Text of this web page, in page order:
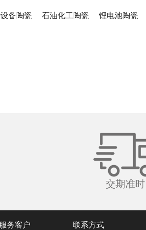
备陶瓷 石油化工陶瓷 锂电池陶瓷
交期准时
服务客户 联系方式